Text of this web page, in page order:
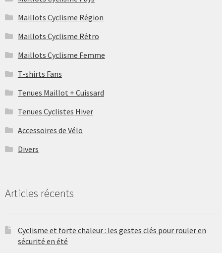
Maillots Cyclisme Région
Maillots Cyclisme Rétro
Maillots Cyclisme Femme
T-shirts Fans
Tenues Maillot + Cuissard
Tenues Cyclistes Hiver
Accessoires de Vélo
Divers
Articles récents
Cyclisme et forte chaleur : les gestes clés pour rouler en
sécurité en été